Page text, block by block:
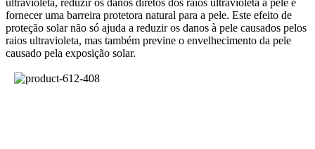
ultravioleta, reduzir os danos diretos dos raios ultravioleta à pele e
fornecer uma barreira protetora natural para a pele. Este efeito de
proteção solar não só ajuda a reduzir os danos à pele causados ​​pelos
raios ultravioleta, mas também previne o envelhecimento da pele
causado pela exposição solar.